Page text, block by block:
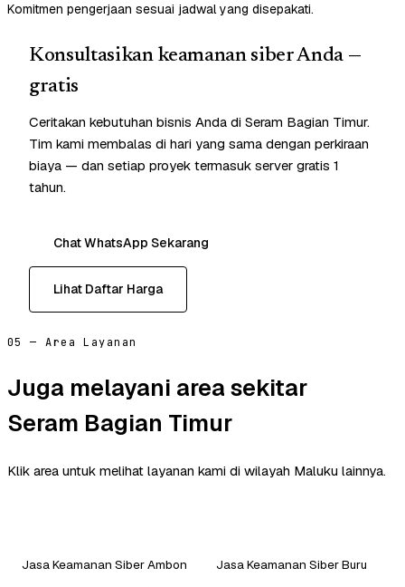
Komitmen pengerjaan sesuai jadwal yang disepakati.
Konsultasikan keamanan siber Anda —
gratis
Ceritakan kebutuhan bisnis Anda di Seram Bagian Timur.
Tim kami membalas di hari yang sama dengan perkiraan
biaya — dan setiap proyek termasuk server gratis 1
tahun.
Chat WhatsApp Sekarang
Lihat Daftar Harga
05 — Area Layanan
Juga melayani area sekitar
Seram Bagian Timur
Klik area untuk melihat layanan kami di wilayah Maluku lainnya.
Jasa Keamanan Siber Ambon
Jasa Keamanan Siber Buru